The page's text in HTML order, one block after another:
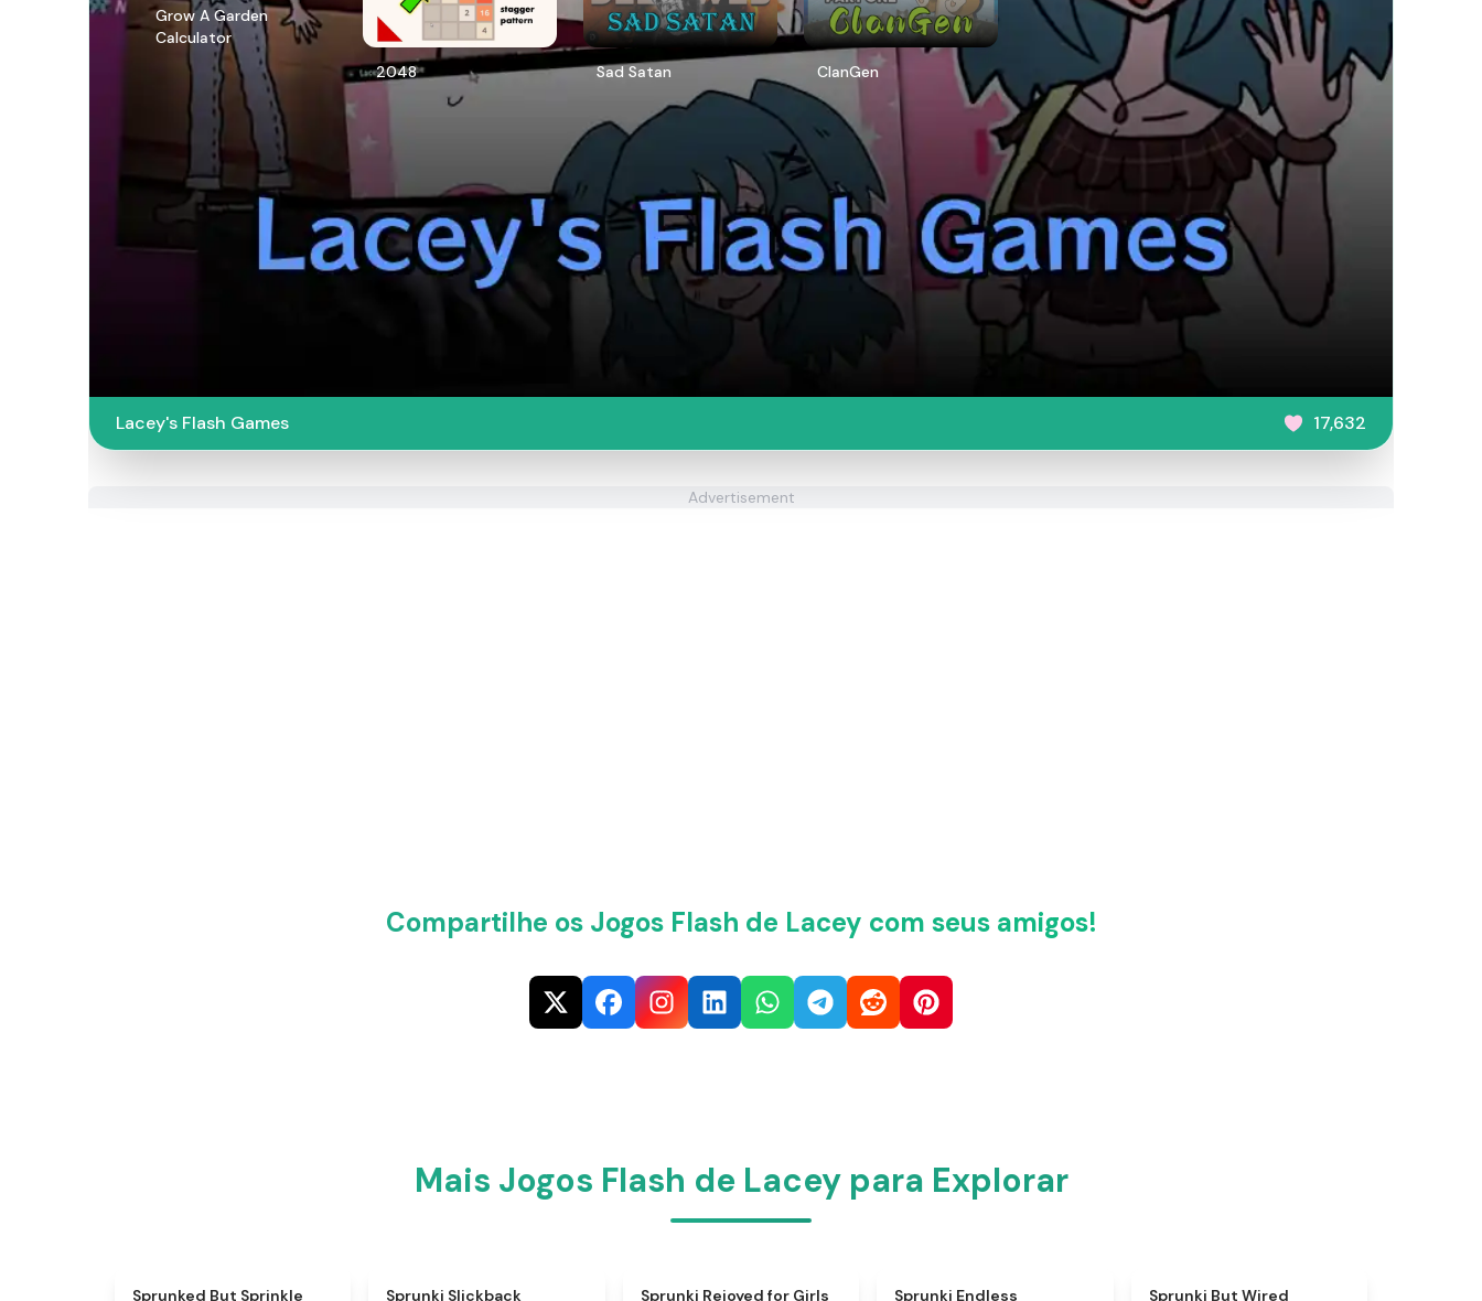
Grow A Garden
Calculator
2048 Sad Satan ClanGen
Lacey's Flash Games 17,632
Advertisement
Compartilhe os Jogos Flash de Lacey com seus amigos!
Mais Jogos Flash de Lacey para Explorar
Sprunked But Sprinkle Sprunki Slickback ★
Sprunki Rejoyed for Girls Sprunki Endless Sprunki But Wired